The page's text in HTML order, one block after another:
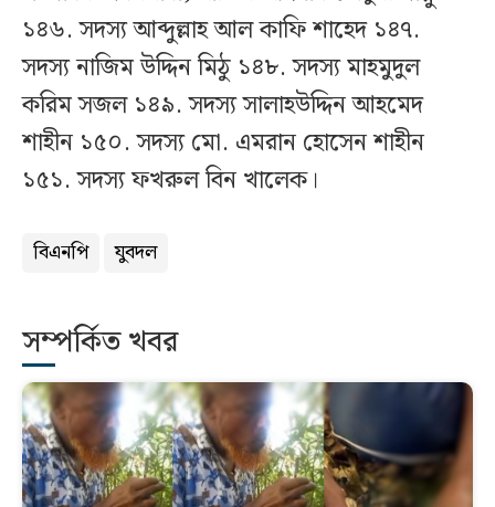
১৪৬. সদস্য আব্দুল্লাহ আল কাফি শাহেদ ১৪৭.
সদস্য নাজিম উদ্দিন মিঠু ১৪৮. সদস্য মাহমুদুল
করিম সজল ১৪৯. সদস্য সালাহউদ্দিন আহমেদ
শাহীন ১৫০. সদস্য মো. এমরান হোসেন শাহীন
১৫১. সদস্য ফখরুল বিন খালেক।
বিএনপি যুবদল
সম্পর্কিত খবর